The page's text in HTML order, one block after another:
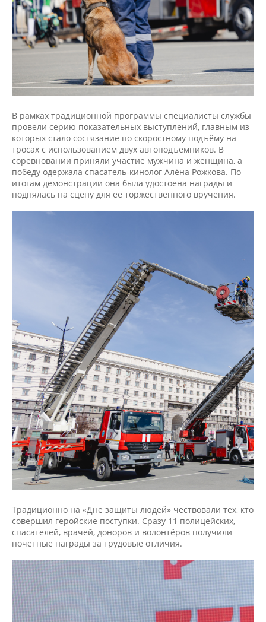
В рамках традиционной программы специалисты службы
провели серию показательных выступлений, главным из
которых стало состязание по скоростному подъёму на
тросах с использованием двух автоподъёмников. В
соревновании приняли участие мужчина и женщина, а
победу одержала спасатель-кинолог Алёна Рожкова. По
итогам демонстрации она была удостоена награды и
поднялась на сцену для её торжественного вручения.
Традиционно на «Дне защиты людей» чествовали тех, кто
совершил геройские поступки. Сразу 11 полицейских,
спасателей, врачей, доноров и волонтёров получили
почётные награды за трудовые отличия.